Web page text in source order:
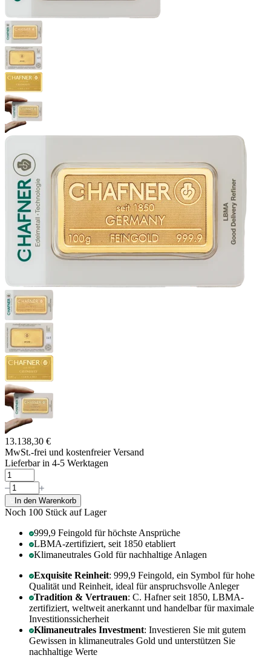
13.138,30 €
MwSt.-frei und kostenfreier Versand
Lieferbar in 4-5 Werktagen
In den Warenkorb
Noch 100 Stück auf Lager
999,9 Feingold für höchste Ansprüche
LBMA-zertifiziert, seit 1850 etabliert
Klimaneutrales Gold für nachhaltige Anlagen
Exquisite Reinheit: 999,9 Feingold, ein Symbol für hohe
Qualität und Reinheit, ideal für anspruchsvolle Anleger
Tradition & Vertrauen: C. Hafner seit 1850, LBMA-
zertifiziert, weltweit anerkannt und handelbar für maximale
Investitionssicherheit
Klimaneutrales Investment: Investieren Sie mit gutem
Gewissen in klimaneutrales Gold und unterstützen Sie
nachhaltige Werte